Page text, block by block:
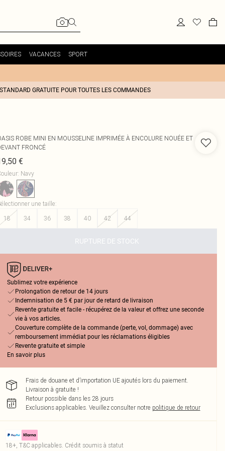
VACANCES SPORT
GRATUITE POUR TOUTES LES COMMANDES
ROBE MINI EN MOUSSELINE IMPRIMÉE À ENCOLURE NOUÉE ET
FRONCÉ
€
: Navy
une taille:
18
34 36 38 40 42 44
RUPTURE DE STOCK
Sublimez votre expérience
Prolongation de retour de 14 jours
Indemnisation de 5 € par jour de retard de livraison
Revente gratuite et facile - récupérez de la valeur et offrez une seconde
vie à vos articles.
Couverture complète de la commande (perte, vol, dommage) avec
remboursement immédiat pour les réclamations éligibles
Revente gratuite et simple
En savoir plus
Frais de douane et d’importation UE ajoutés lors du paiement.
Livraison à gratuite !
Retour possible dans les 28 jours
Exclusions applicables. Veuillez consulter notre politique de retour
18+, T&C applicables. Crédit soumis à statut